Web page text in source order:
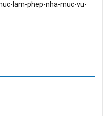
lam-phep-nha-muc-vu-